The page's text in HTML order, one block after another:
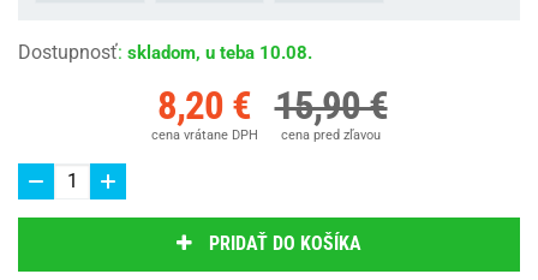
Dostupnosť: skladom, u teba 10.08.
8,20 €
cena vrátane DPH
15,90 €
cena pred zľavou
PRIDAŤ DO KOŠÍKA